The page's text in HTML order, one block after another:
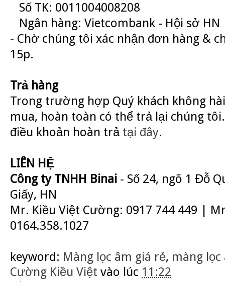
Số TK: 0011004008208
Ngân hàng: Vietcombank - Hội sở HN
- Chờ chúng tôi xác nhận đơn hàng &
15p.
Trả hàng
Trong trường hợp Quý khách không
mua, hoàn toàn có thể trả lại chúng
điều khoản hoàn trả tại đây.
LIÊN HỆ
Công ty TNHH Binai - Số 24, ngõ 1 Đỗ
Giấy, HN
Mr. Kiều Việt Cường: 0917 744 449 |
0164.358.1027
keyword: Màng lọc âm giá rẻ, màng
Cường Kiều Việt vào lúc 11:22